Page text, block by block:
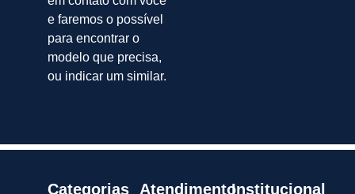
e faremos o possível
para encontrar o
modelo que precisa,
ou indicar um similar.
Categorias AtendimentoInstitucional